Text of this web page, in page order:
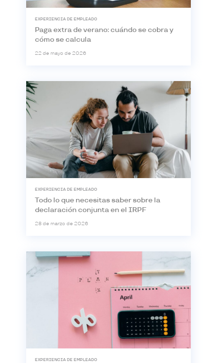
EXPERIENCIA DE EMPLEADO
Paga extra de verano: cuándo se cobra y
cómo se calcula
22 de mayo de 2026
EXPERIENCIA DE EMPLEADO
Todo lo que necesitas saber sobre la
declaración conjunta en el IRPF
28 de marzo de 2026
EXPERIENCIA DE EMPLEADO